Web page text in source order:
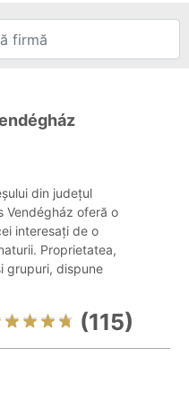
din județul
Vendégház oferă o
interesați de o
Proprietatea,
grupuri, dispune
(115)